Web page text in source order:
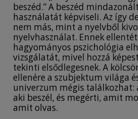
beszéd.” A beszéd
használatát képviseli. Az így
nem más, mint a nyelvből
nyelvhasználat. Ennek
hagyományos pszichológia
vizsgálatát, mivel hozzá
tekinti elsődlegesnek. A
ellenére a szubjektum világa
univerzum mégis találkozhat:
aki beszél, és megérti, amit
amit olvas.